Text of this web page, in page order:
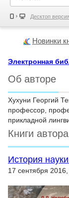
Десктоп версия
Новинки
Электронная
Об авторе
Хухуни Георгий
профессор,
прикладной
Книги
История
17 сентября